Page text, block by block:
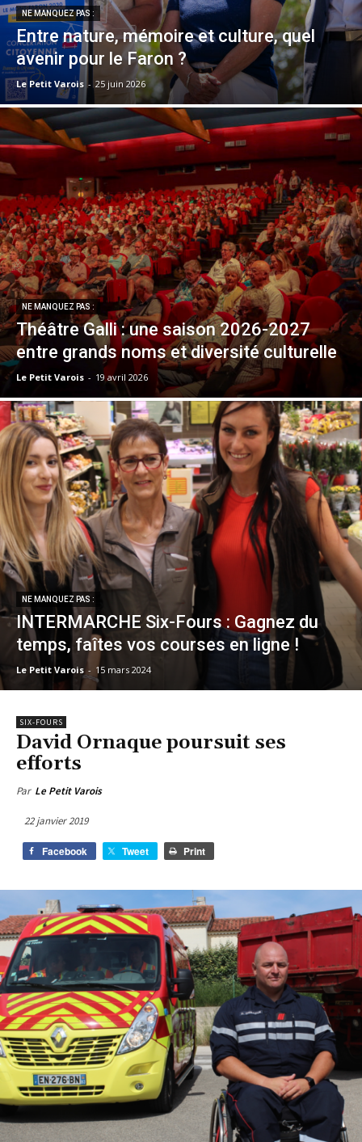
NE MANQUEZ PAS :
Entre nature, mémoire et culture, quel
avenir pour le Faron ?
Le Petit Varois - 25 juin 2026
NE MANQUEZ PAS :
Théâtre Galli : une saison 2026-2027
entre grands noms et diversité culturelle
Le Petit Varois - 19 avril 2026
NE MANQUEZ PAS :
INTERMARCHE Six-Fours : Gagnez du
temps, faîtes vos courses en ligne !
Le Petit Varois - 15 mars 2024
SIX-FOURS
David Ornaque poursuit ses
efforts
Par Le Petit Varois
22 janvier 2019
Facebook Tweet Print